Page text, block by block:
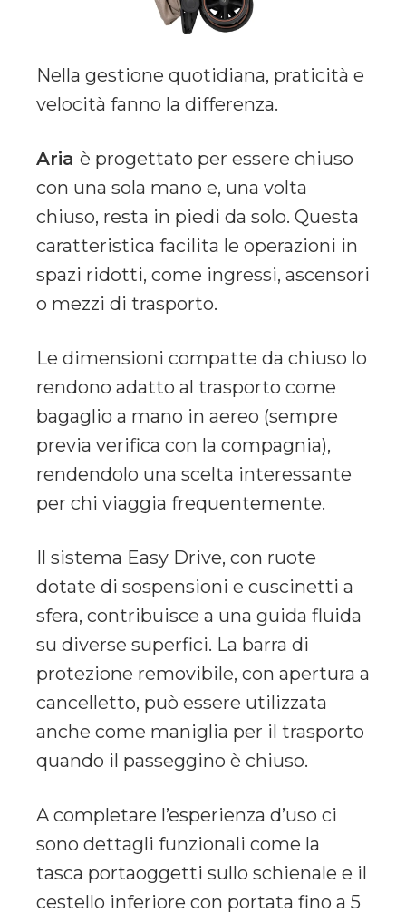
Nella gestione quotidiana, praticità e
velocità fanno la differenza.
Aria è progettato per essere chiuso
con una sola mano e, una volta
chiuso, resta in piedi da solo. Questa
caratteristica facilita le operazioni in
spazi ridotti, come ingressi, ascensori
o mezzi di trasporto.
Le dimensioni compatte da chiuso lo
rendono adatto al trasporto come
bagaglio a mano in aereo (sempre
previa verifica con la compagnia),
rendendolo una scelta interessante
per chi viaggia frequentemente.
Il sistema Easy Drive, con ruote
dotate di sospensioni e cuscinetti a
sfera, contribuisce a una guida fluida
su diverse superfici. La barra di
protezione removibile, con apertura a
cancelletto, può essere utilizzata
anche come maniglia per il trasporto
quando il passeggino è chiuso.
A completare l’esperienza d’uso ci
sono dettagli funzionali come la
tasca portaoggetti sullo schienale e il
cestello inferiore con portata fino a 5